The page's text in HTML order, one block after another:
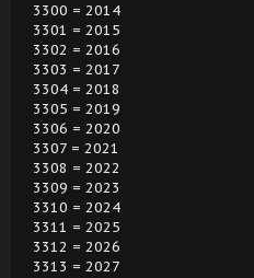
3300 = 2014
3301 = 2015
3302 = 2016
3303 = 2017
3304 = 2018
3305 = 2019
3306 = 2020
3307 = 2021
3308 = 2022
3309 = 2023
3310 = 2024
3311 = 2025
3312 = 2026
3313 = 2027